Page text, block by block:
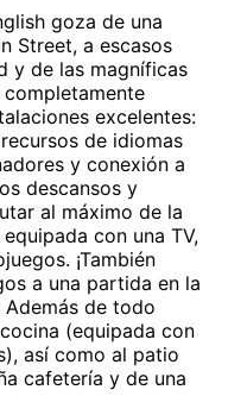
goza de una
Street, a escasos
y de las magníficas
excelentes:
de idiomas
y conexión a
descansos y
al máximo de la
con una TV,
¡También
a una partida en la
de todo
(equipada con
así como al patio
cafetería y de una